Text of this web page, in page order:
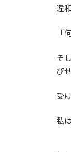
違
「
そ
び
受
私